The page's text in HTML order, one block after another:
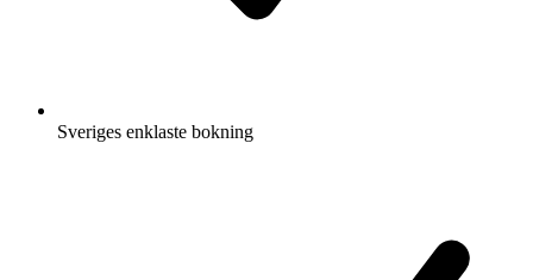
Sveriges enklaste bokning